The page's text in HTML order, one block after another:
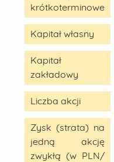
krótkoterminowe
Kapitał własny
Kapitał
zakładowy
Liczba akcji
Zysk (strata) na
jedną akcję
zwykłą (w PLN/